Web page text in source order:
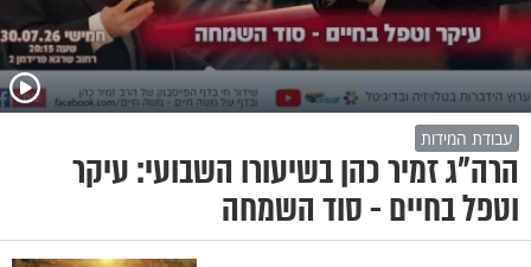
עבודת המידות
הרה"ג זמיר כהן בשיעורו השבועי: עיקר
וטפל בחיים - סוד השמחה